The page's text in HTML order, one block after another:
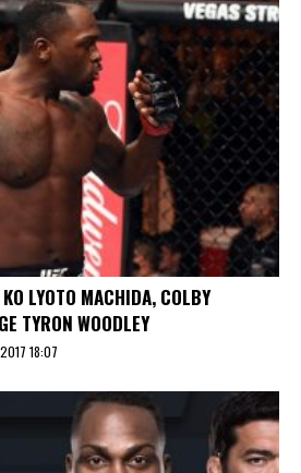
LYOTO MACHIDA, COLBY
TYRON WOODLEY
18:07